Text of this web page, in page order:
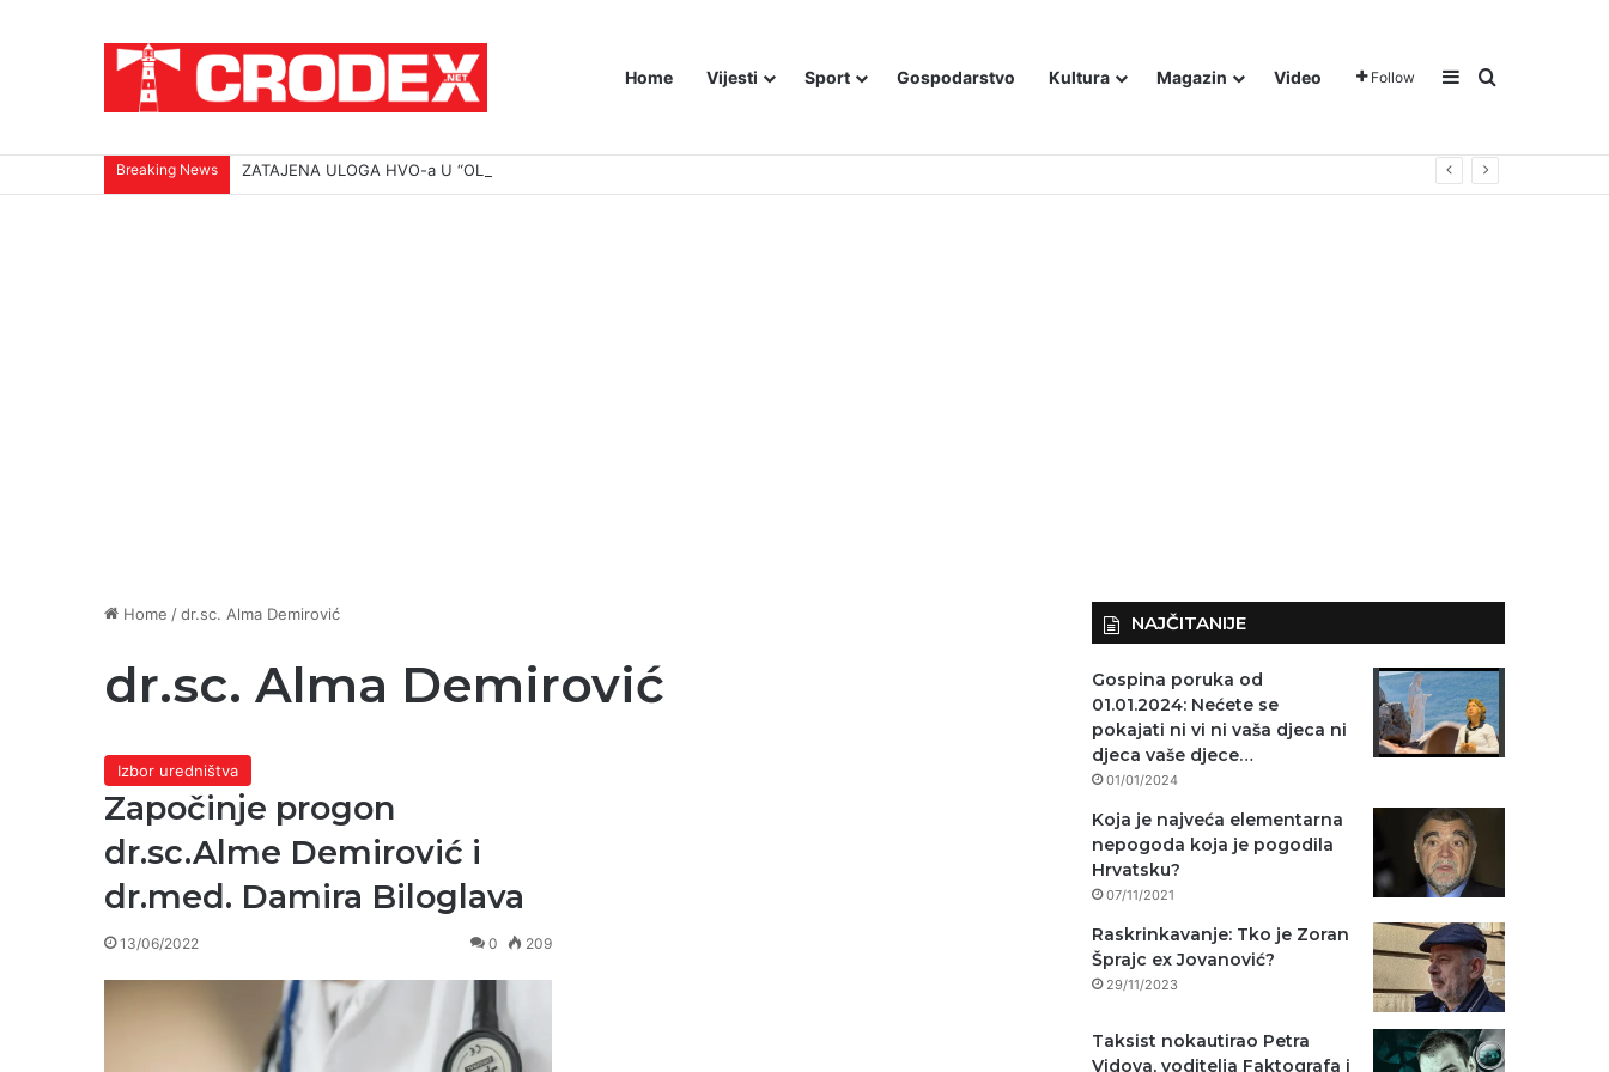
Home Vijesti Sport Gospodarstvo Kultura Magazin Video Follow Sidebar
Traži
Breaking News ZATAJENA ULOGA HVO-a U “OLUJI”
Home /dr.sc. Alma Demirović
dr.sc. Alma Demirović
Izbor uredništva
Započinje progon
dr.sc.Alme Demirović i
dr.med. Damira Biloglava
13/06/2022 0 209
NAJČITANIJE
Gospina poruka od
01.01.2024: Nećete se
pokajati ni vi ni vaša djeca ni
djeca vaše djece…
01/01/2024
Koja je najveća elementarna
nepogoda koja je pogodila
Hrvatsku?
07/11/2021
Raskrinkavanje: Tko je Zoran
Šprajc ex Jovanović?
29/11/2023
Taksist nokautirao Petra
Vidova, voditelja Faktografa i